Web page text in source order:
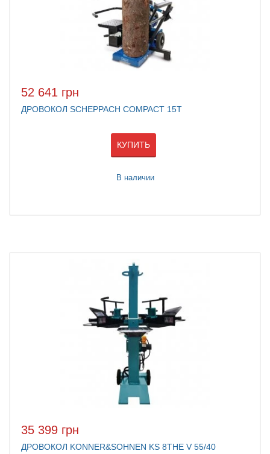
52 641 грн
ДРОВОКОЛ SCHEPPACH COMPACT 15T
КУПИТЬ
В наличии
35 399 грн
ДРОВОКОЛ KONNER&SOHNEN KS 8THE V 55/40